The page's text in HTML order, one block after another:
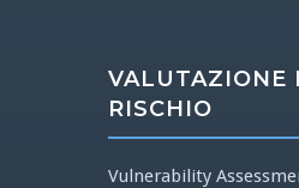
VALUTAZIONE
RISCHIO
Vulnerability